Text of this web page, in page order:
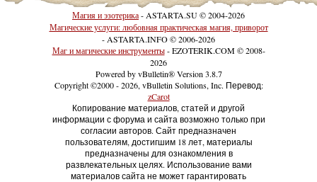
Магия и эзотерика- ASTARTA.SU © 2004-2026
Магические услуги: любовная практическая магия, приворот
- ASTARTA.INFO © 2006-2026
Маг и магические инструменты- EZOTERIK.COM © 2008-
2026
Powered by vBulletin® Version 3.8.7
Copyright ©2000 - 2026, vBulletin Solutions, Inc. Перевод:
zCarot
Копирование материалов, статей и другой
информации с форума и сайта возможно только при
согласии авторов. Сайт предназначен
пользователям, достигшим 18 лет, материалы
предназначены для ознакомления в
развлекательных целях. Использование вами
материалов сайта не может гарантировать